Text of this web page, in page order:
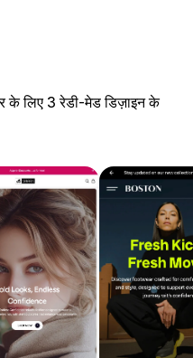
लिए 3 रेडी-मेड डिज़ाइन के